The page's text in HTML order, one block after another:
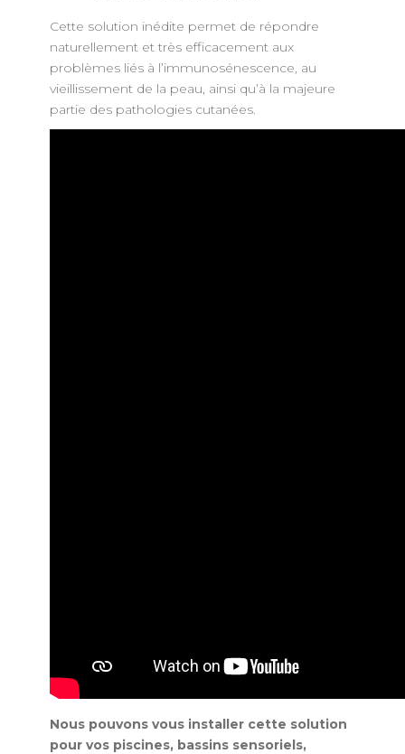
Cette solution inédite permet de répondre
naturellement et très efficacement aux
problèmes liés à l’immunosénescence, au
vieillissement de la peau, ainsi qu’à la majeure
partie des pathologies cutanées.
Nous pouvons vous installer cette solution
pour vos piscines, bassins sensoriels,